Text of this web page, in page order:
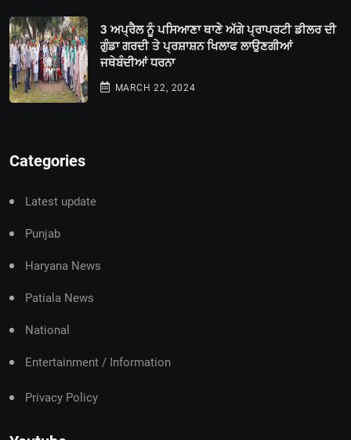
3 ਅਪ੍ਰੈਲ ਨੂੰ ਪਸਿਆਣਾ ਥਾਣੇ ਅੱਗੇ ਪ੍ਰਾਪਰਟੀ ਡੀਲਰ ਦੀ
ਗੁੰਡਾ ਗਰਦੀ ਤੇ ਪ੍ਰਸ਼ਾਸ਼ਨ ਖਿਲਾਫ ਲਾਉਣਗੀਆਂ
ਜਥੇਬੰਦੀਆਂ ਧਰਨਾ
MARCH 22, 2024
Categories
Latest update
Punjab
Haryana News
Patiala News
National
Entertainment / Information
Privacy Policy